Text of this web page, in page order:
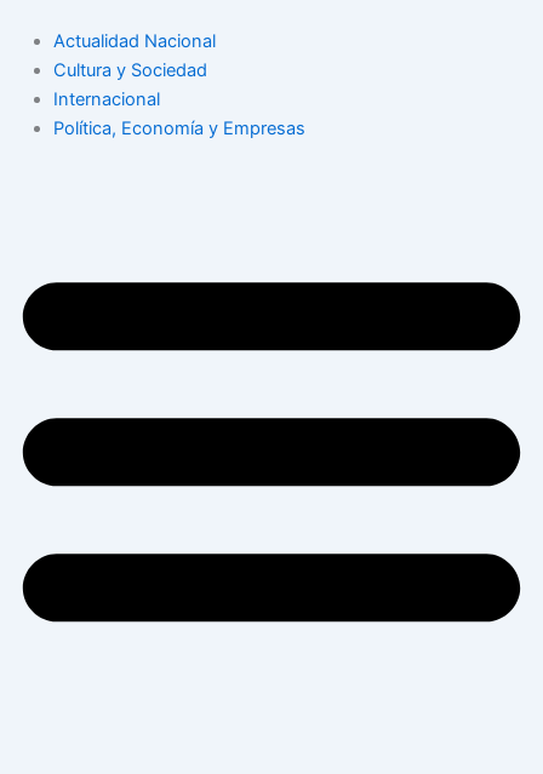
Actualidad Nacional
Cultura y Sociedad
Internacional
Política, Economía y Empresas